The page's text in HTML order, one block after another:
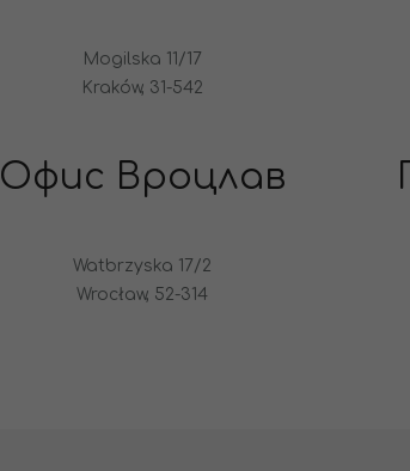
Mogilska 11/17
Kraków, 31-542
Офис Вроцлав
Watbrzyska 17/2
Wrocław, 52-314